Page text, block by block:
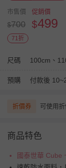
市售價
$700
促銷價
$499
71折
尺碼
預購 付款後
折價券 可使用
商品特色
國泰世華 Cube